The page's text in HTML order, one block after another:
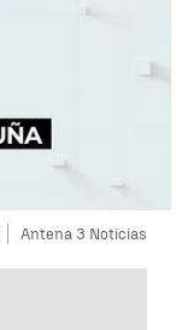
Antena 3 Noticias